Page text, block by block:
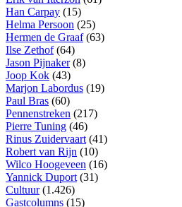
Han Carpay (15)
Helma Persoon (25)
Hermen de Graaf(63)
Ilse Zethof(64)
Jason Pijnaker(8)
Joop Kok (43)
Marjon Labordus (19)
Paul Bras (60)
Pennenstreken (217)
Pierre Tuning (46)
Rinus Zuidervaart (41)
Robert van Rijn (10)
Wilco Hoogeveen (16)
Yannick Duport (31)
Cultuur(1.426)
Gastcolumns (15)